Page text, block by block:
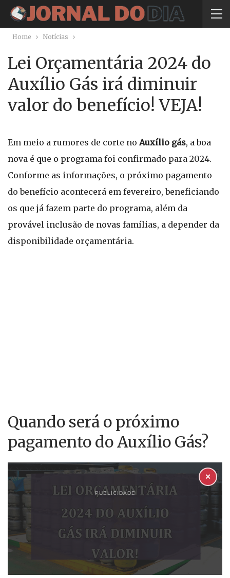
Home Notícias
Lei Orçamentária 2024 do
Auxílio Gás irá diminuir
valor do benefício! VEJA!
Em meio a rumores de corte noAuxílio gás, a boa
nova é que o programa foi confirmado para 2024.
Conforme as informações, o próximo pagamento
do benefício acontecerá em fevereiro, beneficiando
os que já fazem parte do programa, além da
provável inclusão de novas famílias, a depender da
disponibilidade orçamentária.
Quando será o próximo
pagamento do Auxílio Gás?
PUBLICIDADE
✕